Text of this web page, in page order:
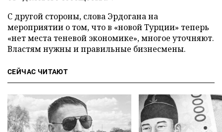
С другой стороны, слова Эрдогана на
мероприятии о том, что в «новой Турции» теперь
«нет места теневой экономике», многое уточняют.
Властям нужны и правильные бизнесмены.
СЕЙЧАС ЧИТАЮТ